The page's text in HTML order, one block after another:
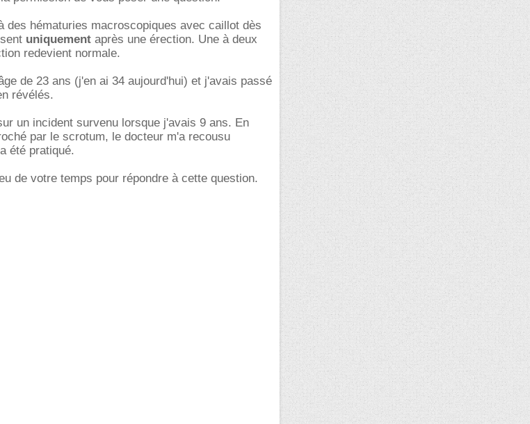
des hématuries macroscopiques avec caillot dès
uniquement après une érection. Une à deux
redevient normale.
de 23 ans (j'en ai 34 aujourd'hui) et j'avais passé
révélés.
un incident survenu lorsque j'avais 9 ans. En
par le scrotum, le docteur m'a recousu
été pratiqué.
de votre temps pour répondre à cette question.